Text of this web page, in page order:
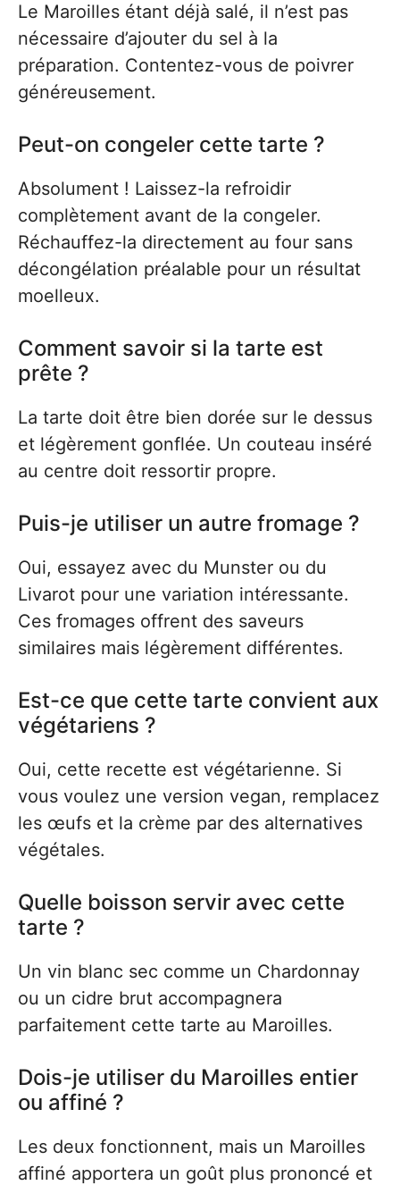
Le Maroilles étant déjà salé, il n’est pas
nécessaire d’ajouter du sel à la
préparation. Contentez-vous de poivrer
généreusement.
Peut-on congeler cette tarte ?
Absolument ! Laissez-la refroidir
complètement avant de la congeler.
Réchauffez-la directement au four sans
décongélation préalable pour un résultat
moelleux.
Comment savoir si la tarte est
prête ?
La tarte doit être bien dorée sur le dessus
et légèrement gonflée. Un couteau inséré
au centre doit ressortir propre.
Puis-je utiliser un autre fromage ?
Oui, essayez avec du Munster ou du
Livarot pour une variation intéressante.
Ces fromages offrent des saveurs
similaires mais légèrement différentes.
Est-ce que cette tarte convient aux
végétariens ?
Oui, cette recette est végétarienne. Si
vous voulez une version vegan, remplacez
les œufs et la crème par des alternatives
végétales.
Quelle boisson servir avec cette
tarte ?
Un vin blanc sec comme un Chardonnay
ou un cidre brut accompagnera
parfaitement cette tarte au Maroilles.
Dois-je utiliser du Maroilles entier
ou affiné ?
Les deux fonctionnent, mais un Maroilles
affiné apportera un goût plus prononcé et